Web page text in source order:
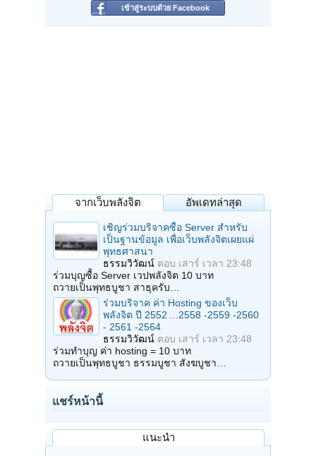
เข้าสู่ระบบด้วย Facebook
จากเว็บพลังจิต อัพเดทล่าสุด
เชิญร่วมบริจาคซื้อ Server สำหรับ
เป็นฐานข้อมูล เพื่อเว็บพลังจิตเผยแผ่
พุทธศาสนา
ธรรมวิวัฒน์ ตอบ เสาร์ เวลา 23:48
ร่วมบุญซื้อ Server เวปพลังจิต 10 บาท
ถวายเป็นพุทธบูชา สาธุครับ…
ร่วมบริจาค ค่า Hosting ของเว็บ
พลังจิต ปี 2552 ...2558 -2559 -2560
- 2561 -2564
ธรรมวิวัฒน์ ตอบ เสาร์ เวลา 23:48
ร่วมทำบุญ ค่า hosting = 10 บาท
ถวายเป็นพุทธบูชา ธรรมบูชา สังฆบูชา…
แชร์หน้านี้
แนะนำ